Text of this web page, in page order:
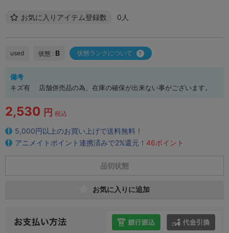
お気に入りアイテム登録数 0人
used 状態 : B 状態ランクについて
備考
キズ有 店舗併売品の為、在庫の確保が出来ない事がございます。
2,530 円 税込
5,000円以上のお買い上げで送料無料！
アニメイトポイント連携済みで2%還元！ 46ポイント
品切状態
お気に入りに追加